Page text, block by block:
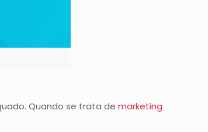
Quando se trata demarketing